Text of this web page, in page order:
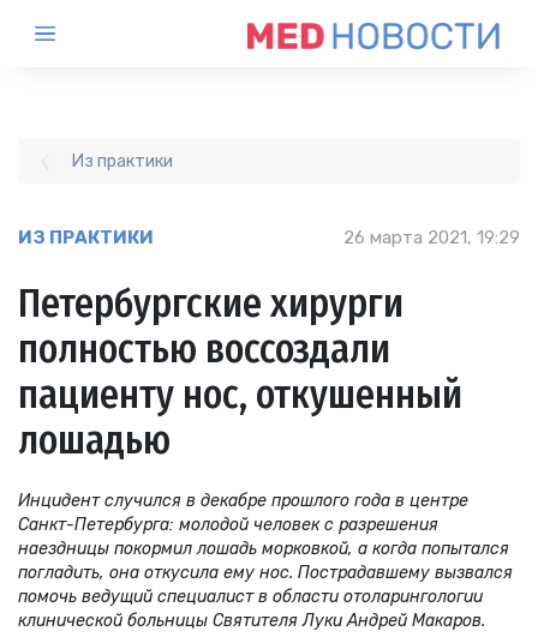
Из практики
ИЗ ПРАКТИКИ 26 марта 2021, 19:29
Петербургские хирурги
полностью воссоздали
пациенту нос, откушенный
лошадью
Инцидент случился в декабре прошлого года в центре
Санкт-Петербурга: молодой человек с разрешения
наездницы покормил лошадь морковкой, а когда попытался
погладить, она откусила ему нос. Пострадавшему вызвался
помочь ведущий специалист в области отоларингологии
клинической больницы Святителя Луки Андрей Макаров.